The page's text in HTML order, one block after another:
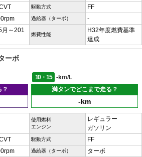
駆動方式 FF
過給器（ターボ） -
月～201
燃費性能
H32年度燃費基準
達成
ーボ
10・15
-km/L
？
満タンでどこまで走る？
-km
使用燃料
エンジン
レギュラー
ガソリン
駆動方式 FF
過給器（ターボ） ターボ